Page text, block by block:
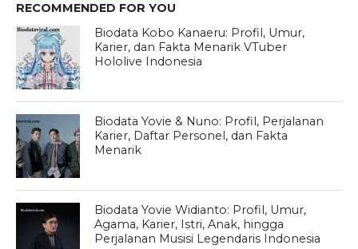
RECOMMENDED FOR YOU
Biodata Kobo Kanaeru: Profil, Umur,
Karier, dan Fakta Menarik VTuber
Hololive Indonesia
Biodata Yovie & Nuno: Profil, Perjalanan
Karier, Daftar Personel, dan Fakta
Menarik
Biodata Yovie Widianto: Profil, Umur,
Agama, Karier, Istri, Anak, hingga
Perjalanan Musisi Legendaris Indonesia